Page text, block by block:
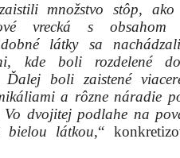
množstvo stôp, ako
vrecká s obsahom
látky sa
kde boli rozdelené
boli zaistené
a rôzne náradie
Vo dvojitej podlahe na
bielou látkou,“